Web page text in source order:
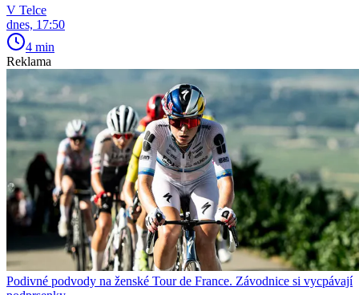
V Telce
dnes, 17:50
4 min
Reklama
Podivné podvody na ženské Tour de France. Závodnice si vycpávají